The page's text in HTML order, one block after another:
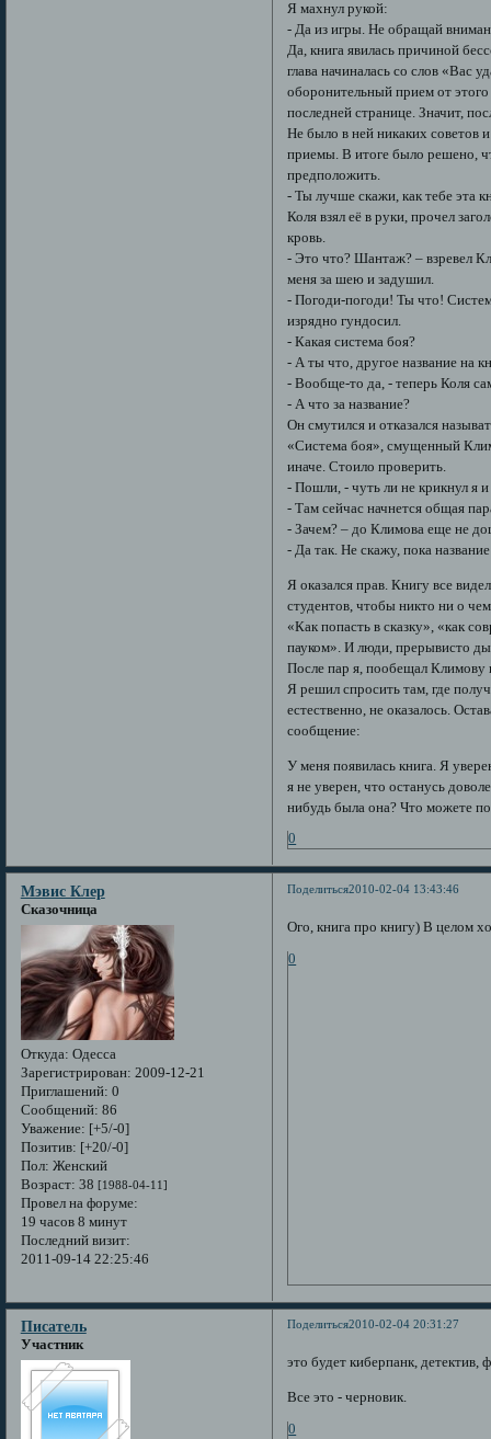
Я махнул рукой:
- Да из игры. Не обращай
Да, книга явилась причиной
глава начиналась со слов «Вас
оборонительный прием от этого
последней странице. Значит,
Не было в ней никаких советов
приемы. В итоге было решено,
предположить.
- Ты лучше скажи, как тебе эта
Коля взял её в руки, прочел
кровь.
- Это что? Шантаж? – взревел
меня за шею и задушил.
- Погоди-погоди! Ты что!
изрядно гундосил.
- Какая система боя?
- А ты что, другое название на
- Вообще-то да, - теперь Коля
- А что за название?
Он смутился и отказался
«Система боя», смущенный
иначе. Стоило проверить.
- Пошли, - чуть ли не крикнул я
- Там сейчас начнется общая
- Зачем? – до Климова еще не
- Да так. Не скажу, пока
Я оказался прав. Книгу все
студентов, чтобы никто ни о
«Как попасть в сказку», «как
пауком». И люди, прерывисто
После пар я, пообещал Климову
Я решил спросить там, где
естественно, не оказалось.
сообщение:
У меня появилась книга. Я
я не уверен, что останусь
нибудь была она? Что можете
0
Поделиться2010-02-04 13:43:46
Мэвис Клер
Сказочница
Откуда: Одесса
Зарегистрирован: 2009-12-21
Приглашений: 0
Сообщений: 86
Уважение: [+5/-0]
Позитив: [+20/-0]
Пол: Женский
Возраст: 38 [1988-04-11]
Провел на форуме:
19 часов 8 минут
Последний визит:
2011-09-14 22:25:46
Ого, книга про книгу) В целом
0
Поделиться2010-02-04 20:31:27
Писатель
Участник
это будет киберпанк,
Все это - черновик.
0